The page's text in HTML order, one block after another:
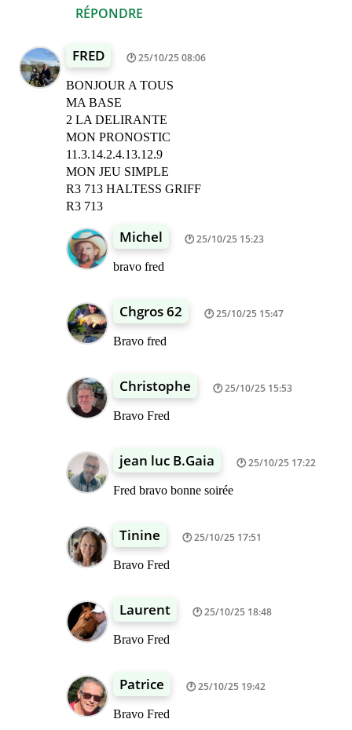
RÉPONDRE
FRED 25/10/25 08:06
BONJOUR A TOUS
MA BASE
2 LA DELIRANTE
MON PRONOSTIC
11.3.14.2.4.13.12.9
MON JEU SIMPLE
R3 713 HALTESS GRIFF
R3 713
Michel 25/10/25 15:23
bravo fred
Chgros 62 25/10/25 15:47
Bravo fred
Christophe 25/10/25 15:53
Bravo Fred
jean luc B.Gaia 25/10/25 17:22
Fred bravo bonne soirée
Tinine 25/10/25 17:51
Bravo Fred
Laurent 25/10/25 18:48
Bravo Fred
Patrice 25/10/25 19:42
Bravo Fred